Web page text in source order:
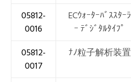
05812-
0016
ECｳｫｰﾀｰﾊﾞｽｽﾀｰﾗ
ｰ ﾃﾞｼﾞﾀﾙﾀｲﾌﾟ
05812-
0017
ﾅﾉ粒子解析装置